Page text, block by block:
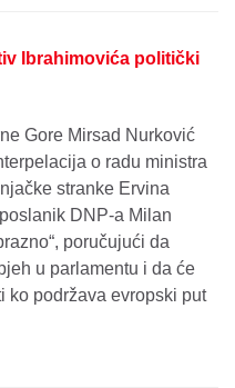
Ibrahimovića politički
Gore Mirsad Nurković
o radu ministra
stranke Ervina
DNP-a Milan
poručujući da
u parlamentu i da će
ko podržava evropski put